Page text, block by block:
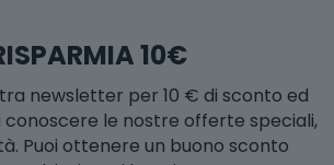
10€
newsletter per 10 € di sconto ed
conoscere le nostre offerte speciali,
Puoi ottenere un buono sconto